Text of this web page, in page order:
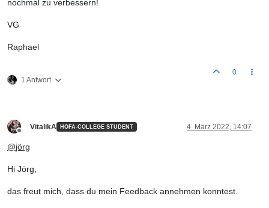
nochmal zu verbessern!
VG
Raphael
1 Antwort
0
VitalikA HOFA-COLLEGE STUDENT 4. März 2022, 14:07
@jörg
Hi Jörg,
das freut mich, dass du mein Feedback annehmen konntest.